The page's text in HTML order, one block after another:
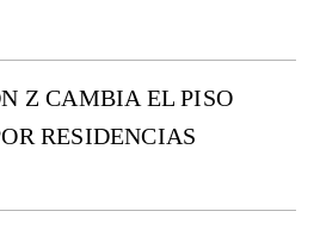
Z CAMBIA EL PISO
RESIDENCIAS